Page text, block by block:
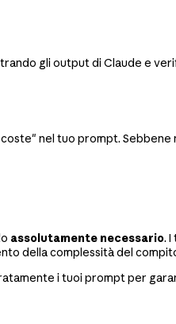
gli output di Claude e
nel tuo prompt.
assolutamente necessario.
della complessità del
i tuoi prompt per